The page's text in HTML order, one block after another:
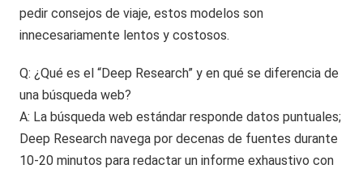
pedir consejos de viaje, estos modelos son
innecesariamente lentos y costosos.
Q: ¿Qué es el “Deep Research” y en qué se diferencia de
una búsqueda web?
A: La búsqueda web estándar responde datos puntuales;
Deep Research navega por decenas de fuentes durante
10-20 minutos para redactar un informe exhaustivo con